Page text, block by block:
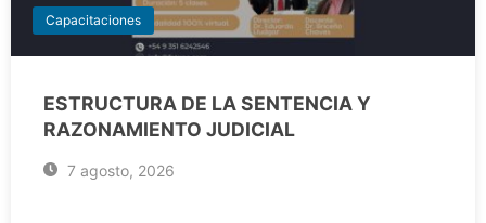
Capacitaciones
ESTRUCTURA DE LA SENTENCIA Y
RAZONAMIENTO JUDICIAL
7 agosto, 2026